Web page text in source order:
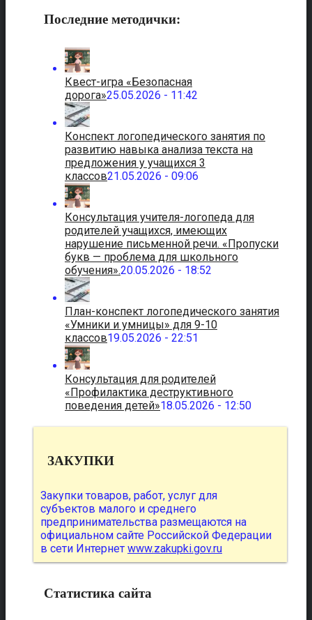
Последние методички:
Квест-игра «Безопасная
дорога»25.05.2026 - 11:42
Конспект логопедического занятия по
развитию навыка анализа текста на
предложения у учащихся 3
классов21.05.2026 - 09:06
Консультация учителя-логопеда для
родителей учащихся, имеющих
нарушение письменной речи. «Пропуски
букв — проблема для школьного
обучения».20.05.2026 - 18:52
План-конспект логопедического занятия
«Умники и умницы» для 9-10
классов19.05.2026 - 22:51
Консультация для родителей
«Профилактика деструктивного
поведения детей»18.05.2026 - 12:50
ЗАКУПКИ
Закупки товаров, работ, услуг для
субъектов малого и среднего
предпринимательства размещаются на
официальном сайте Российской Федерации
в сети Интернет www.zakupki.gov.ru
Статистика сайта